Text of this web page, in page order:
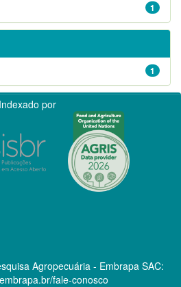
1
1
Indexado por
Agropecuária - Embrapa SAC:
fale-conosco